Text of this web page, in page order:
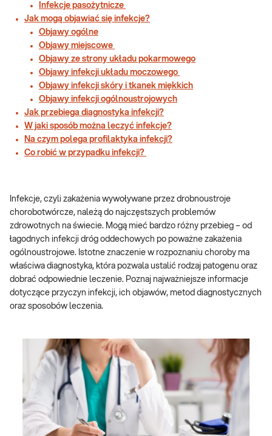
Infekcje pasożytnicze
Jak mogą objawiać się infekcje?
Objawy ogólne
Objawy miejscowe
Objawy ze strony układu pokarmowego
Objawy infekcji układu moczowego
Objawy infekcji skóry i tkanek miękkich
Objawy infekcji ogólnoustrojowych
Jak przebiega diagnostyka infekcji?
W jaki sposób można leczyć infekcje?
Na czym polega profilaktyka infekcji?
Co robić w przypadku infekcji?
Infekcje, czyli zakażenia wywoływane przez drobnoustroje
chorobotwórcze, należą do najczęstszych problemów
zdrowotnych na świecie. Mogą mieć bardzo różny przebieg – od
łagodnych infekcji dróg oddechowych po poważne zakażenia
ogólnoustrojowe. Istotne znaczenie w rozpoznaniu choroby ma
właściwa diagnostyka, która pozwala ustalić rodzaj patogenu oraz
dobrać odpowiednie leczenie. Poznaj najważniejsze informacje
dotyczące przyczyn infekcji, ich objawów, metod diagnostycznych
oraz sposobów leczenia.